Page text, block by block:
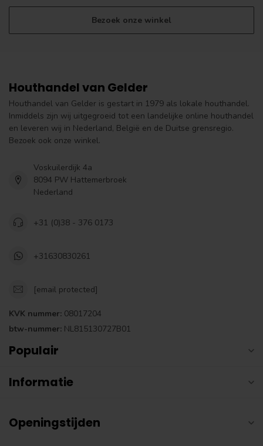
Bezoek onze winkel
Houthandel van Gelder
Houthandel van Gelder is gestart in 1979 als lokale houthandel.
Inmiddels zijn wij uitgegroeid tot een landelijke online houthandel
en leveren wij in Nederland, België en de Duitse grensregio.
Bezoek ook onze winkel.
Voskuilerdijk 4a
8094 PW Hattemerbroek
Nederland
+31 (0)38 - 376 0173
+31630830261
[email protected]
KVK nummer: 08017204
btw-nummer: NL815130727B01
Populair
Informatie
Openingstijden